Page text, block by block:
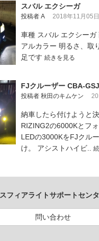
スバル エクシーガ
投稿者 A 2018年11月05日
車種 スバル エクシーガ
アルカラー 明るさ、取
足です 続きを見る
FJクルーザー CBA-
投稿者 秋田のキムケン
納車したら付けようと
RIZING2の6000Kとフ
LEDの3000KをFJクル
け。 アシストハイビ..
スフィアライトサポートセン
問い合わせ